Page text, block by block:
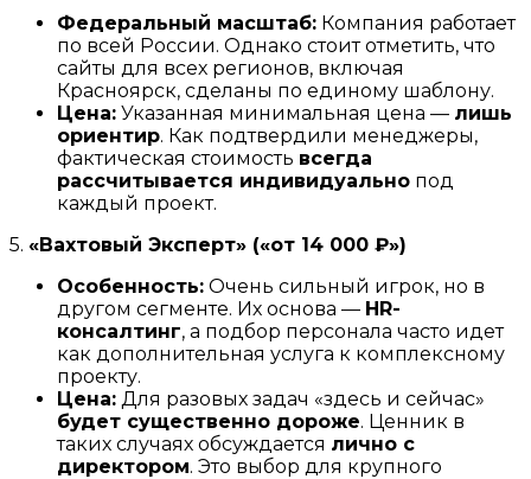
Федеральный масштаб: Компания работает
по всей России. Однако стоит отметить, что
сайты для всех регионов, включая
Красноярск, сделаны по единому шаблону.
Цена: Указанная минимальная цена — лишь
ориентир. Как подтвердили менеджеры,
фактическая стоимость всегда
рассчитывается индивидуально под
каждый проект.
5. «Вахтовый Эксперт» («от 14 000 ₽»)
Особенность: Очень сильный игрок, но в
другом сегменте. Их основа — HR-
консалтинг, а подбор персонала часто идет
как дополнительная услуга к комплексному
проекту.
Цена: Для разовых задач «здесь и сейчас»
будет существенно дороже. Ценник в
таких случаях обсуждается лично с
директором. Это выбор для крупного